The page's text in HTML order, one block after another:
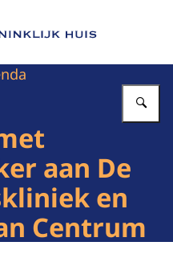
van Het Koninklijk Huis
aan De
en
Centrum